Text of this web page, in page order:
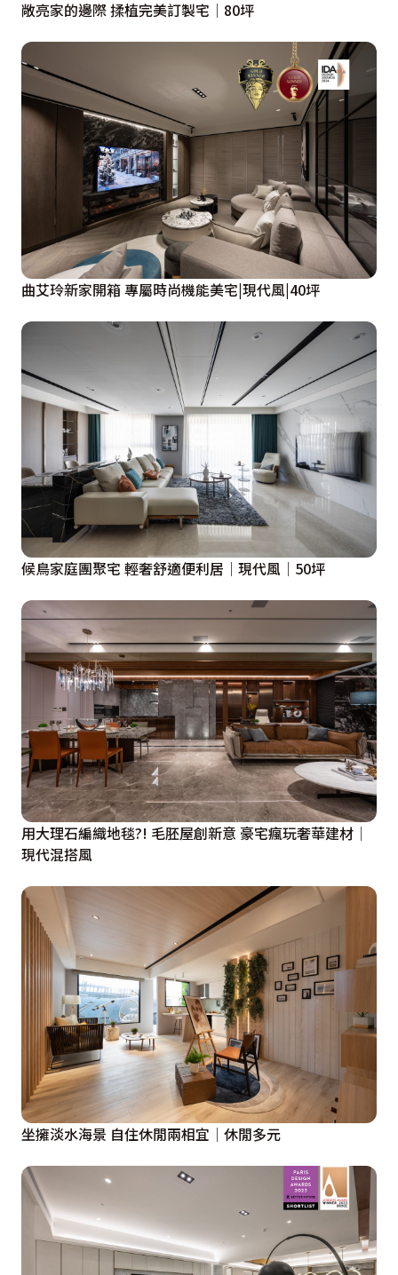
敞亮家的邊際 揉植完美訂製宅│80坪
曲艾玲新家開箱 專屬時尚機能美宅|現代風|40坪
候鳥家庭團聚宅 輕奢舒適便利居│現代風│50坪
用大理石編織地毯?! 毛胚屋創新意 豪宅瘋玩奢華建材│
現代混搭風
坐擁淡水海景 自住休閒兩相宜│休閒多元